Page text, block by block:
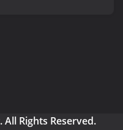
Rights Reserved.